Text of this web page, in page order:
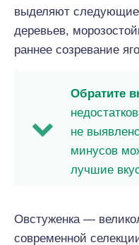
выделяют
деревьев,
раннее созревание
Обратите
не
минусов
лучшие
Овстуженка —
современной